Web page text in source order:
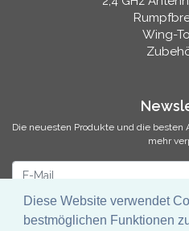
Wing-
Die neuesten Produkte und die besten
mehr
Diese Website verwendet
bestmöglichen Funktionen